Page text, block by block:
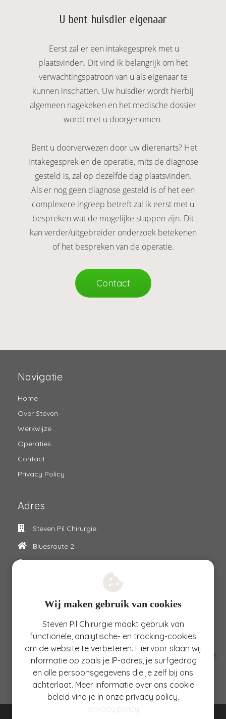
U bent huisdier eigenaar
Eerst zal er een intakegesprek met u
plaatsvinden. Dit vind ik belangrijk om het
verwachtingspatroon van u als eigenaar te
kunnen inschatten. Uw huisdier wordt hierbij
algemeen nagekeken en het medische dossier
wordt met u doorgenomen.
Bent u doorverwezen door uw dierenarts? Het
intakegesprek en de operatie, mits de diagnose
gesteld is, zal op dezelfde dag plaatsvinden.
Als er nog geen diagnose gesteld is of het een
complexere ingreep betreft zal ik eerst met u
bespreken wat de mogelijke stappen zijn. Dit
kan verder/uitgebreider onderzoek betekenen
of het bespreken van de operatie.
Contact
Navigatie
Home
Over Steven
Werkwijze
Operaties
Contact
Privacy Policy
Adres
Steven Pil Chirurgie
Bluesroute 2
info@stevenpilchirurgie.com
Wij maken gebruik van cookies
Steven Pil Chirurgie maakt gebruik van
functionele, analytische- en tracking-cookies
om de website te verbeteren. Hiervoor slaan wij
informatie op zoals je IP-adres, je surfgedrag
en alle persoonsgegevens die je zelf bij ons
achterlaat. Meer informatie over ons cookie
beleid vind je in onze privacy policy.
privacy policy